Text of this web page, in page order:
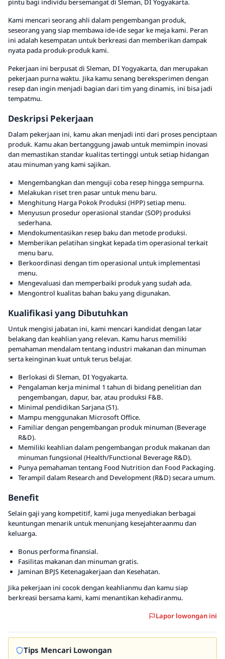
pintu bagi individu bersemangat di Sleman, DI Yogyakarta.
Kami mencari seorang ahli dalam pengembangan produk,
seseorang yang siap membawa ide-ide segar ke meja kami. Peran
ini adalah kesempatan untuk berkreasi dan memberikan dampak
nyata pada produk-produk kami.
Pekerjaan ini berpusat di Sleman, DI Yogyakarta, dan merupakan
pekerjaan purna waktu. Jika kamu senang bereksperimen dengan
resep dan ingin menjadi bagian dari tim yang dinamis, ini bisa jadi
tempatmu.
Deskripsi Pekerjaan
Dalam pekerjaan ini, kamu akan menjadi inti dari proses penciptaan
produk. Kamu akan bertanggung jawab untuk memimpin inovasi
dan memastikan standar kualitas tertinggi untuk setiap hidangan
atau minuman yang kami sajikan.
Mengembangkan dan menguji coba resep hingga sempurna.
Melakukan riset tren pasar untuk menu baru.
Menghitung Harga Pokok Produksi (HPP) setiap menu.
Menyusun prosedur operasional standar (SOP) produksi
sederhana.
Mendokumentasikan resep baku dan metode produksi.
Memberikan pelatihan singkat kepada tim operasional terkait
menu baru.
Berkoordinasi dengan tim operasional untuk implementasi
menu.
Mengevaluasi dan memperbaiki produk yang sudah ada.
Mengontrol kualitas bahan baku yang digunakan.
Kualifikasi yang Dibutuhkan
Untuk mengisi jabatan ini, kami mencari kandidat dengan latar
belakang dan keahlian yang relevan. Kamu harus memiliki
pemahaman mendalam tentang industri makanan dan minuman
serta keinginan kuat untuk terus belajar.
Berlokasi di Sleman, DI Yogyakarta.
Pengalaman kerja minimal 1 tahun di bidang penelitian dan
pengembangan, dapur, bar, atau produksi F&B.
Minimal pendidikan Sarjana (S1).
Mampu menggunakan Microsoft Office.
Familiar dengan pengembangan produk minuman (Beverage
R&D).
Memiliki keahlian dalam pengembangan produk makanan dan
minuman fungsional (Health/Functional Beverage R&D).
Punya pemahaman tentang Food Nutrition dan Food Packaging.
Terampil dalam Research and Development (R&D) secara umum.
Benefit
Selain gaji yang kompetitif, kami juga menyediakan berbagai
keuntungan menarik untuk menunjang kesejahteraanmu dan
keluarga.
Bonus performa finansial.
Fasilitas makanan dan minuman gratis.
Jaminan BPJS Ketenagakerjaan dan Kesehatan.
Jika pekerjaan ini cocok dengan keahlianmu dan kamu siap
berkreasi bersama kami, kami menantikan kehadiranmu.
Lapor lowongan ini
Tips Mencari Lowongan